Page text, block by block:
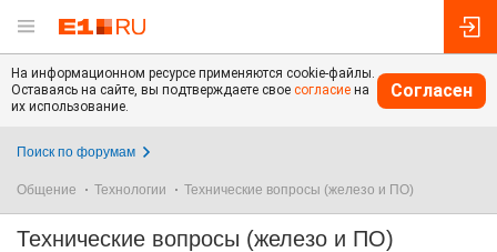
На информационном ресурсе применяются cookie-файлы.
Оставаясь на сайте, вы подтверждаете свое согласие на
их использование.
Согласен
Поиск по форумам
Общение Технологии Технические вопросы (железо и ПО)
Технические вопросы (железо и ПО)